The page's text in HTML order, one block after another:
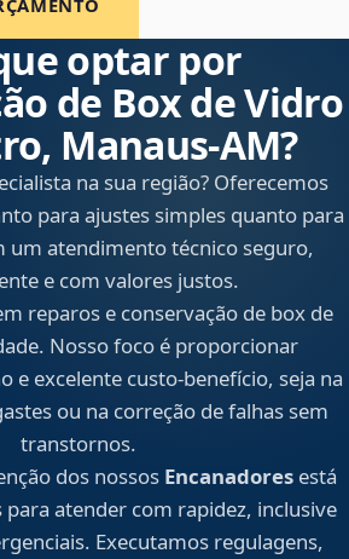
optar por
de Box de Vidro
Manaus‑AM?
na sua região? Oferecemos
para ajustes simples quanto para
um atendimento técnico seguro,
e com valores justos.
reparos e conservação de box de
Nosso foco é proporcionar
e excelente custo-benefício, seja na
ou na correção de falhas sem
transtornos.
dos nossos Encanadores está
atender com rapidez, inclusive
Executamos regulagens,